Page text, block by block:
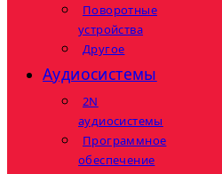
Поворотные
устройства
Другое
Аудиосистемы
2N
аудиосистемы
Программное
обеспечение